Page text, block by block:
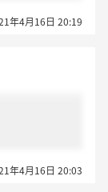
年4月16日 20:19
年4月16日 20:03